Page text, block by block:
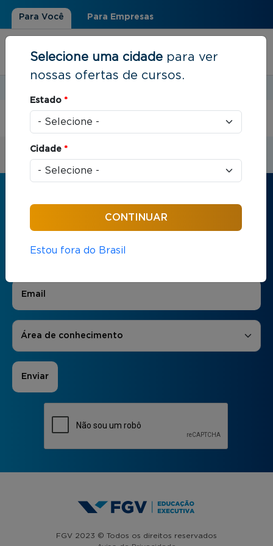
Para Você Para Empresas
Você está aqui
Receba informações sobre os cursos
E-mail*
Áreas de Interesse
Área de conhecimento
FGV 2023 © Todos os direitos reservados
Selecione uma cidade para ver
nossas ofertas de cursos.
Estado *
Cidade *
Estou fora do Brasil